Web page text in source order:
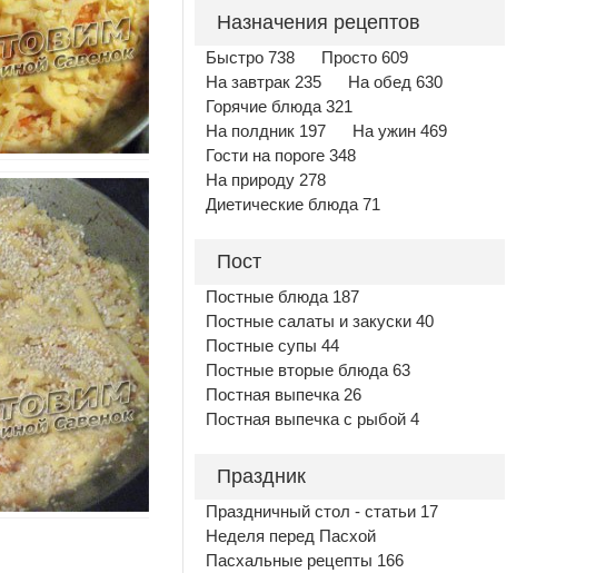
Назначения рецептов
Быстро 738
Просто 609
На завтрак 235
На обед 630
Горячие блюда 321
На полдник 197
На ужин 469
Гости на пороге 348
На природу 278
Диетические блюда 71
Пост
Постные блюда 187
Постные салаты и закуски 40
Постные супы 44
Постные вторые блюда 63
Постная выпечка 26
Постная выпечка с рыбой 4
Праздник
Праздничный стол - статьи 17
Неделя перед Пасхой
Пасхальные рецепты 166